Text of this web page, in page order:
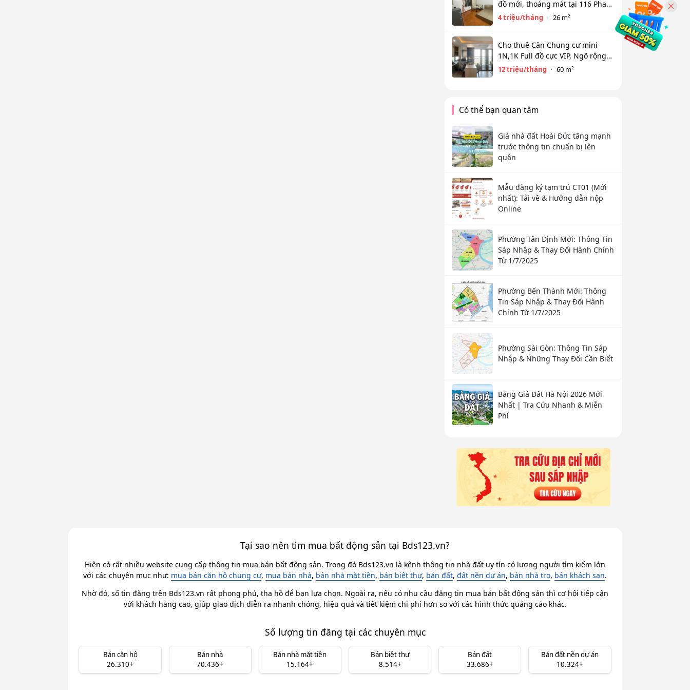
đồ mới, thoáng mát tại 116 Phan
Kế Bính, Ba Đình. Chỉ 4 tr
4 triệu/tháng 26 m²
Cho thuê Căn Chung cư mini
1N,1K Full đồ cực VIP, Ngõ rộng
View toàn mặt hồ Tây. Chỉ 12tr
12 triệu/tháng 60 m²
Có thể bạn quan tâm
Giá nhà đất Hoài Đức tăng mạnh
trước thông tin chuẩn bị lên
quận
Mẫu đăng ký tạm trú CT01 (Mới
nhất): Tải về & Hướng dẫn nộp
Online
Phường Tân Định Mới: Thông Tin
Sáp Nhập & Thay Đổi Hành Chính
Từ 1/7/2025
Phường Bến Thành Mới: Thông
Tin Sáp Nhập & Thay Đổi Hành
Chính Từ 1/7/2025
Phường Sài Gòn: Thông Tin Sáp
Nhập & Những Thay Đổi Cần Biết
Bảng Giá Đất Hà Nội 2026 Mới
Nhất | Tra Cứu Nhanh & Miễn
Phí
Tại sao nên tìm mua bất động sản tại Bds123.vn?
Hiện có rất nhiều website cung cấp thông tin mua bán bất động sản. Trong đó Bds123.vn là kênh thông tin nhà đất uy tín có lượng người tìm kiếm lớn
với các chuyên mục như: mua bán căn hộ chung cư, mua bán nhà, bán nhà mặt tiền, bán biệt thự, bán đất, đất nền dự án, bán nhà trọ, bán khách sạn.
Nhờ đó, số tin đăng trên Bds123.vn rất phong phú, tha hồ để bạn lựa chọn. Ngoài ra, nếu có nhu cầu đăng tin mua bán bất động sản thì cơ hội tiếp cận
với khách hàng cao, giúp giao dịch diễn ra nhanh chóng, hiệu quả và tiết kiệm chi phí hơn so với các hình thức quảng cáo khác.
Số lượng tin đăng tại các chuyên mục
Bán căn hộ
26.310+
Bán nhà
70.436+
Bán nhà mặt tiền
15.164+
Bán biệt thự
8.514+
Bán đất
33.686+
Bán đất nền dự án
10.324+